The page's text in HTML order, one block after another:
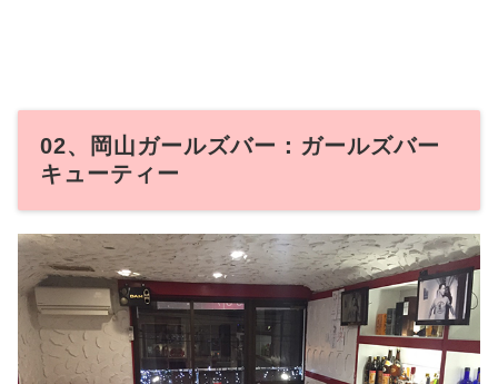
02、岡山ガールズバー：ガールズバー
キューティー